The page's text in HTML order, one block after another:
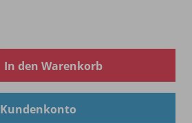
In den Warenkorb
Kundenkonto